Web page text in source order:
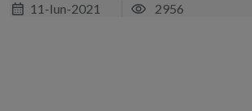
11-Iun-2021 2956